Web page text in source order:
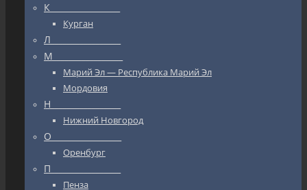
К_________________
Курган
Л_________________
М_________________
Марий Эл — Республика Марий Эл
Мордовия
Н_________________
Нижний Новгород
О_________________
Оренбург
П_________________
Пенза